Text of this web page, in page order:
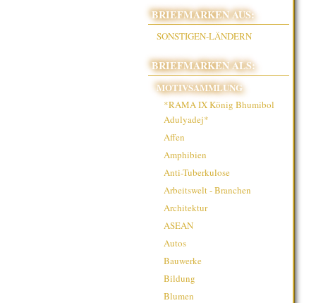
BRIEFMARKEN AUS:
SONSTIGEN-LÄNDERN
BRIEFMARKEN ALS:
MOTIVSAMMLUNG
*RAMA IX König Bhumibol
Adulyadej*
Affen
Amphibien
Anti-Tuberkulose
Arbeitswelt - Branchen
Architektur
ASEAN
Autos
Bauwerke
Bildung
Blumen